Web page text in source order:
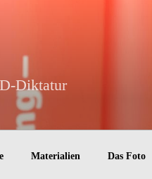
Diktatur
Materialien Das Foto